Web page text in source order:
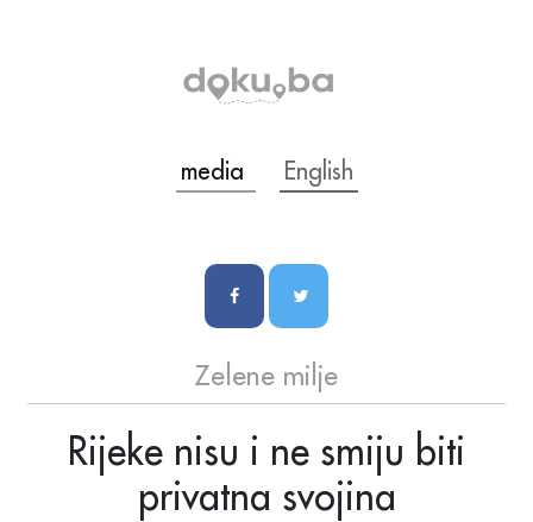
media English
Zelene milje
Rijeke nisu i ne smiju biti
privatna svojina